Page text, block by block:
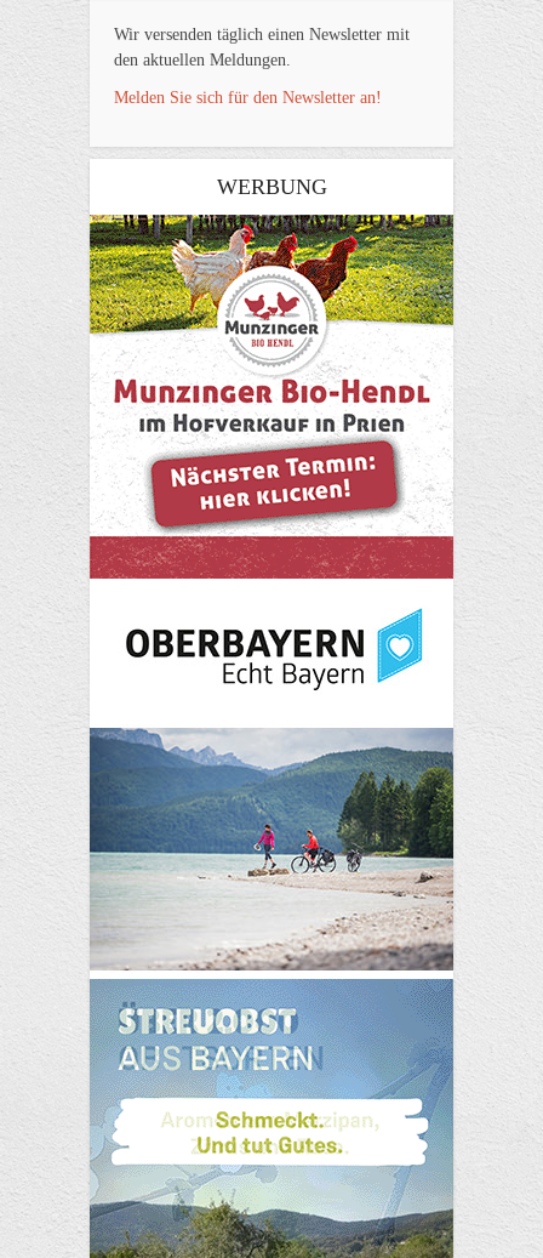
Wir versenden täglich einen Newsletter mit
den aktuellen Meldungen.
Melden Sie sich für den Newsletter an!
WERBUNG